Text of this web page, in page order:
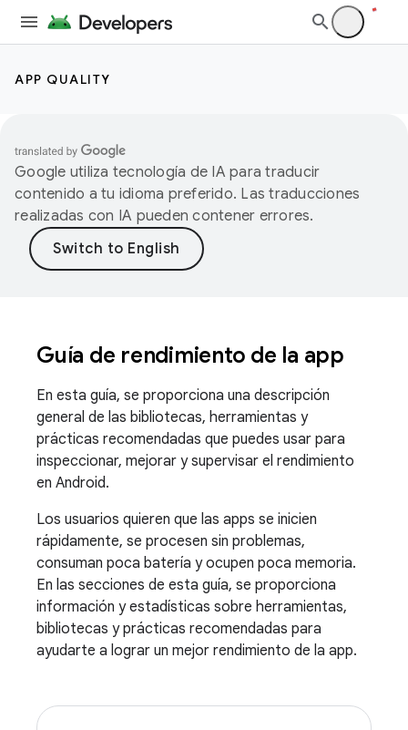
APP QUALITY
Google utiliza tecnología de IA para traducir
contenido a tu idioma preferido. Las traducciones
realizadas con IA pueden contener errores.
Guía de rendimiento de la app
En esta guía, se proporciona una descripción
general de las bibliotecas, herramientas y
prácticas recomendadas que puedes usar para
inspeccionar, mejorar y supervisar el rendimiento
en Android.
Los usuarios quieren que las apps se inicien
rápidamente, se procesen sin problemas,
consuman poca batería y ocupen poca memoria.
En las secciones de esta guía, se proporciona
información y estadísticas sobre herramientas,
bibliotecas y prácticas recomendadas para
ayudarte a lograr un mejor rendimiento de la app.